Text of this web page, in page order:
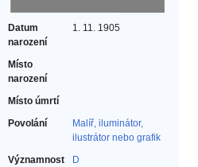
Datum
narození
1. 11. 1905
Místo
narození
Místo úmrtí
Povolání
Malíř, iluminátor,
ilustrátor nebo grafik‎
Významnost
D